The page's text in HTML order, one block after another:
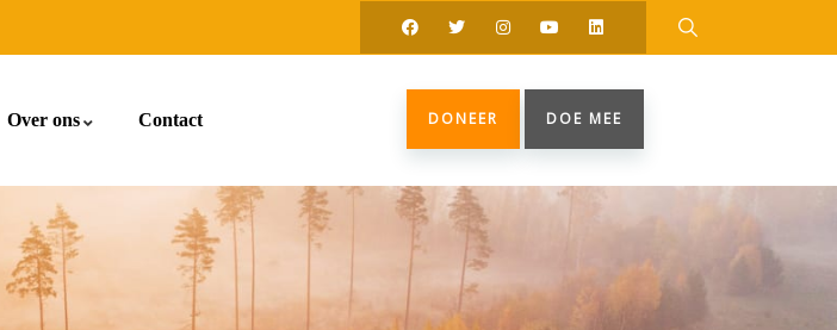
Over ons Contact DONEER DOE MEE